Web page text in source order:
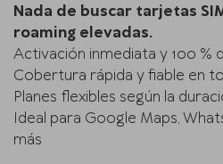
Nada de buscar tarjetas
roaming elevadas.
Activación inmediata y 100 %
Cobertura rápida y fiable en
Planes flexibles según la
Ideal para Google Maps,
más